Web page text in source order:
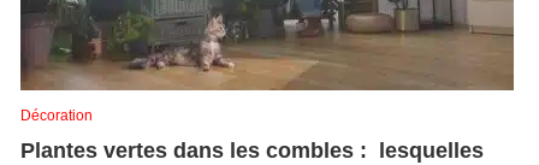
Décoration
Plantes vertes dans les combles : lesquelles